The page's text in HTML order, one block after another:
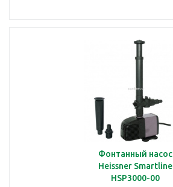
Фонтанный насос
Heissner Smartline
HSP3000-00